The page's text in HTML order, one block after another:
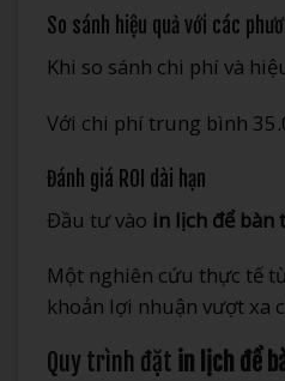
So sánh hiệu quả với các
Khi so sánh chi phí và
Với chi phí trung bình
Đánh giá ROI dài hạn
Đầu tư vào in lịch để bàn
Một nghiên cứu thực tế
khoản lợi nhuận vượt xa
Quy trình đặt in lịch để